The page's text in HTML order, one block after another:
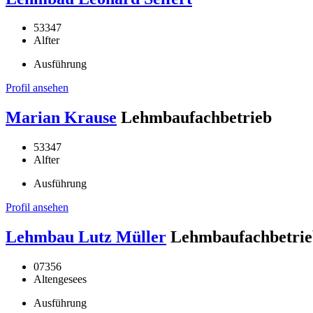
53347
Alfter
Ausführung
Profil ansehen
Marian Krause Lehmbaufachbetrieb
53347
Alfter
Ausführung
Profil ansehen
Lehmbau Lutz Müller
07356
Altengesees
Ausführung